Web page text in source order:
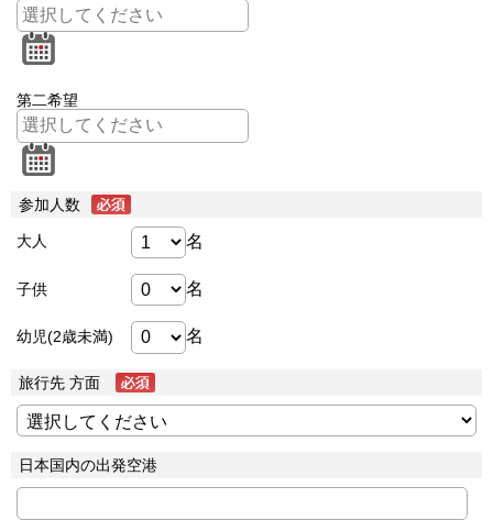
第二希望
参加人数
大人 名
子供 名
幼児(2歳未満) 名
旅行先 方面
日本国内の出発空港